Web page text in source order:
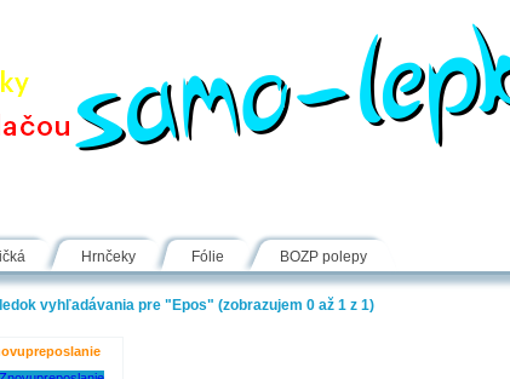
Hrnčeky Fólie BOZP polepy
vyhľadávania pre "Epos" (zobrazujem 0 až 1 z 1)